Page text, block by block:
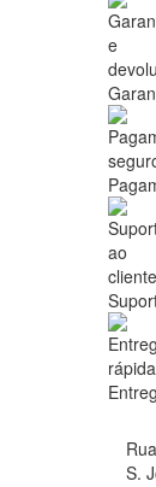
S.